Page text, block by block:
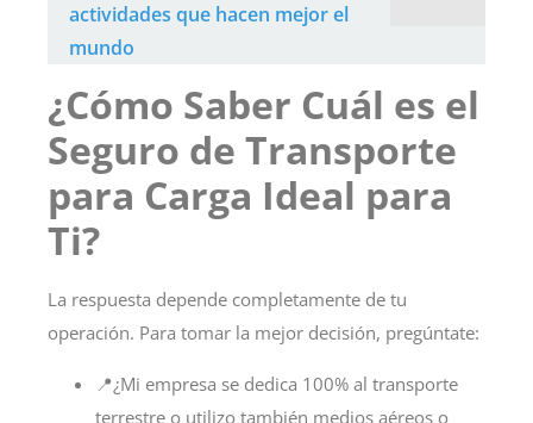
actividades que hacen mejor el
mundo
¿Cómo Saber Cuál es el
Seguro de Transporte
para Carga Ideal para
Ti?
La respuesta depende completamente de tu
operación. Para tomar la mejor decisión, pregúntate:
📍¿Mi empresa se dedica 100% al transporte
terrestre o utilizo también medios aéreos o